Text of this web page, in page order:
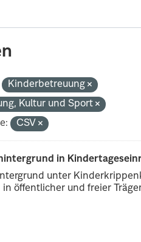
Kinderbetreuung
Kultur und Sport
CSV
in
unter
öffentlicher und freier